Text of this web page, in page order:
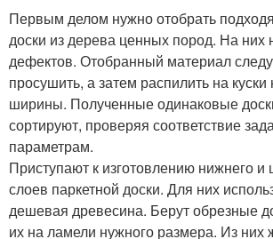
Первым делом нужно отобрать
доски из дерева ценных пород. На них
дефектов. Отобранный материал
просушить, а затем распилить на
ширины. Полученные одинаковые
сортируют, проверяя соответствие
параметрам.
Приступают к изготовлению нижнего и
слоев паркетной доски. Для них
дешевая древесина. Берут обрезные
их на ламели нужного размера. Из них